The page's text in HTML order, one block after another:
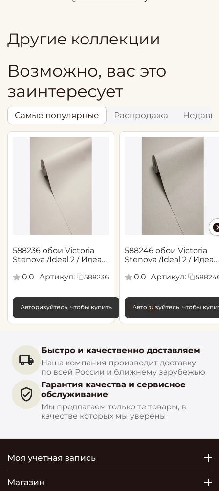
Другие коллекции
Возможно, вас это
заинтересует
Самые популярные Распродажа
588236 обои Victoria
Stenova /Ideal 2 / Идеал
0.0
Артикул: 588236
Авторизуйтесь, чтобы купить
588246 обои Victoria
Stenova /Ideal 2 / Идеал
0.0 Артикул:
Авторизуйтесь, чтобы
Быстро и качественно доставляем
Наша компания производит доставку
по всей России и ближнему зарубежью
Гарантия качества и сервисное
обслуживание
Мы предлагаем только те товары, в
качестве которых мы уверены
Моя учетная запись
Магазин